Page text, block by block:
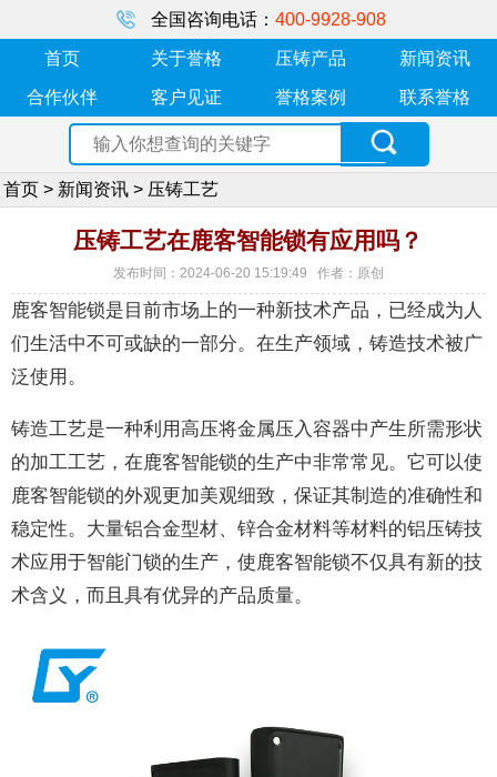
全国咨询电话： 400-9928-908
首页 关于誉格 压铸产品 新闻资讯
合作伙伴 客户见证 誉格案例 联系誉格
首页 > 新闻资讯 > 压铸工艺
压铸工艺在鹿客智能锁有应用吗？
发布时间：2024-06-20 15:19:49 作者：原创
鹿客智能锁是目前市场上的一种新技术产品，已经成为人
们生活中不可或缺的一部分。在生产领域，铸造技术被广
泛使用。
铸造工艺是一种利用高压将金属压入容器中产生所需形状
的加工工艺，在鹿客智能锁的生产中非常常见。它可以使
鹿客智能锁的外观更加美观细致，保证其制造的准确性和
稳定性。大量铝合金型材、锌合金材料等材料的铝压铸技
术应用于智能门锁的生产，使鹿客智能锁不仅具有新的技
术含义，而且具有优异的产品质量。